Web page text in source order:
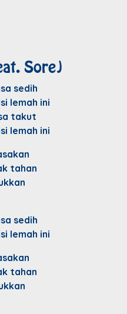
Sore)
sedih
lemah ini
takut
lemah ini
tahan
sedih
lemah ini
tahan